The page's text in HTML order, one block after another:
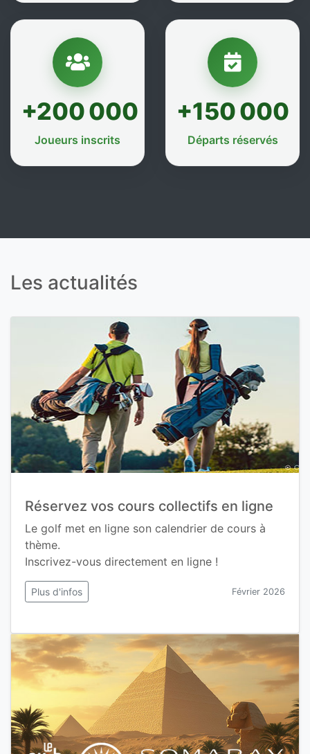
+200 000
Joueurs inscrits
+150 000
Départs réservés
Les actualités
Réservez vos cours collectifs en ligne
Le golf met en ligne son calendrier de cours à
thème.
Inscrivez-vous directement en ligne !
Plus d'infos Février 2026